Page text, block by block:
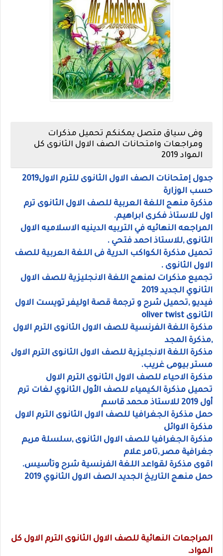
وفى سياق متصل يمكنكم تحميل مذكرات
ومراجعات وامتحانات الصف الاول الثانوى كل
المواد 2019
جدول إمتحانات الصف الاول الثانوى للترم الاول2019
حسب الوزارة
مذكرة منهج اللغة العربية للصف الاول الثانوى ترم
اول للاستاذ فكرى ابراهيم.
المراجعه النهائيه في التربيه الدينيه الاسلاميه الاول
الثانوى ,للاستاذ احمد فتحي .
تحميل مذكرة الكواكب الدرية فى اللغة العربية للصف
الاول الثانوى .
تجميع مذكرات لمنهج اللغة الانجليزية للصف الاول
الثانوي الجديد 2019
فيديو ,تحميل شرح و ترجمة قصة اوليفر تويست الاول
الثانوى oliver twist
مذكرة اللغة الفرنسية للصف الاول الثانوى الترم الاول
,مذكرة المجد
مذكرة اللغة الانجليزية للصف الاول الثانوى الترم الاول
مستر بيومى غريب.
مذكرة الاحياء للصف الاول الثانوى الترم الاول
تحميل مذكرة الكيمياء للصف الأول الثانوي لغات ترم
أول 2019 للاستاذ محمد قاسم
حمل مذكرة الجغرافيا للصف الاول الثانوى الترم الاول
مذكرة الاوائل
مذكرة الجغرافيا للصف الاول الثانوى ,سلسلة مریم
جغرافیة مصر ,تامر علام
اقوى مذكرة لقواعد اللغة الفرنسية شرح وتأسيس.
حمل منهج التاريخ الجديد الصف الاول الثانوي 2019
المراجعات النهائية للصف الاول الثانوى الترم الاول كل
المواد.